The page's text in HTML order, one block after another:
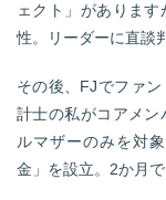
ェクト」がありま
性。リーダーに直談
その後、FJでファ
計士の私がコアメ
ルマザーのみを対
金」を設立。2か月